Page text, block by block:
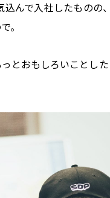
込んで入社したものの
。
とおもしろいことし